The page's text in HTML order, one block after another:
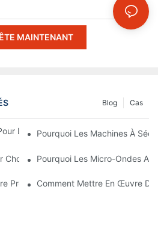
MAINTENANT
Cas
Blog
Les Problèmes De Sèche-Linge
Pourquoi Les Machines À
Choisir Le Meilleur Sèche-Linge
Pourquoi Les Micro-Ondes
Processus De Séchage Micro-Ondes
Comment Mettre En Œuvre